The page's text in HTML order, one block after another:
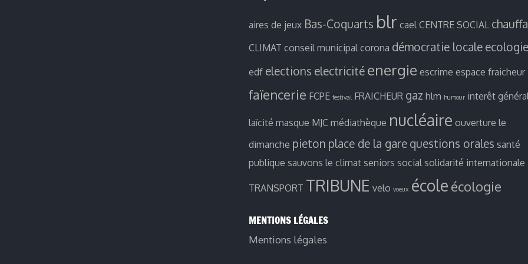
aires de jeux Bas-Coquarts blr cael CENTRE SOCIAL
CLIMAT conseil municipal corona démocratie locale ecologie
edf elections electricité energie escrime espace fraicheur
faïencerie FCPE festival FRAICHEUR gaz hlm humour interêt
laïcité masque MJC médiathèque nucléaire ouverture le
dimanche pieton place de la gare questions orales santé
publique sauvons le climat seniors social solidarité internationale
TRANSPORT TRIBUNE velo voeux école écologie
MENTIONS LÉGALES
Mentions légales